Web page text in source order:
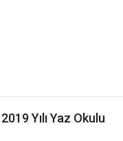
Yılı Yaz Okulu